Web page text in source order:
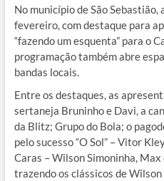
No município de São
fevereiro, com destaque para
“fazendo um esquenta” para o
programação também abre
bandas locais.
Entre os destaques, as
sertaneja Bruninho e Davi, a
da Blitz; Grupo do Bola; o
pelo sucesso “O Sol” – Vitor
Caras – Wilson Simoninha,
trazendo os clássicos de